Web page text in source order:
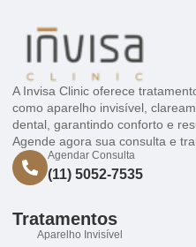
A Invisa Clinic oferece
como aparelho invisível,
dental, garantindo conforto e
Agende agora sua consulta e
Agendar Consulta
(11) 5052-7535
Tratamentos
Aparelho Invisível